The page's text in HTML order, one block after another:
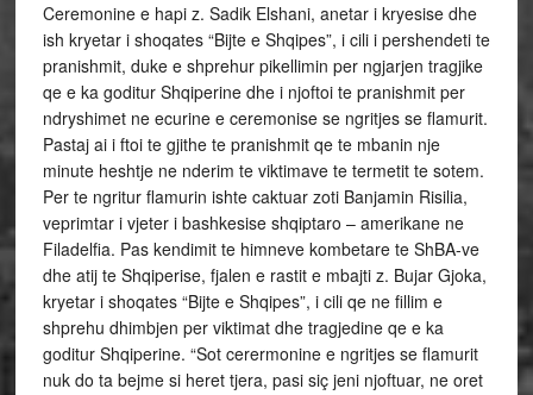
Ceremonine e hapi z. Sadik Elshani, anetar i kryesise dhe
ish kryetar i shoqates “Bijte e Shqipes”, i cili i pershendeti te
pranishmit, duke e shprehur pikellimin per ngjarjen tragjike
qe e ka goditur Shqiperine dhe i njoftoi te pranishmit per
ndryshimet ne ecurine e ceremonise se ngritjes se flamurit.
Pastaj ai i ftoi te gjithe te pranishmit qe te mbanin nje
minute heshtje ne nderim te viktimave te termetit te sotem.
Per te ngritur flamurin ishte caktuar zoti Banjamin Risilia,
veprimtar i vjeter i bashkesise shqiptaro – amerikane ne
Filadelfia. Pas kendimit te himneve kombetare te ShBA-ve
dhe atij te Shqiperise, fjalen e rastit e mbajti z. Bujar Gjoka,
kryetar i shoqates “Bijte e Shqipes”, i cili qe ne fillim e
shprehu dhimbjen per viktimat dhe tragjedine qe e ka
goditur Shqiperine. “Sot cerermonine e ngritjes se flamurit
nuk do ta bejme si heret tjera, pasi siç jeni njoftuar, ne oret